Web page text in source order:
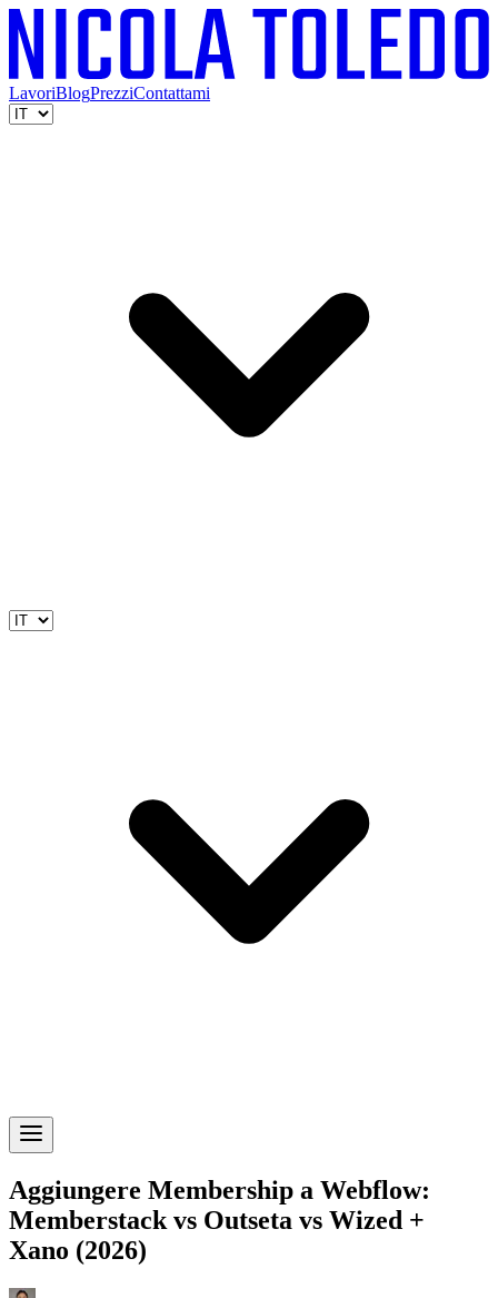
LavoriBlogPrezziContattami
Aggiungere Membership a Webflow:
Memberstack vs Outseta vs Wized +
Xano (2026)